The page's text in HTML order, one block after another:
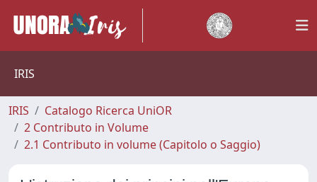
IRIS
IRIS
Catalogo Ricerca UniOR
2 Contributo in Volume
2.1 Contributo in volume (Capitolo o Saggio)